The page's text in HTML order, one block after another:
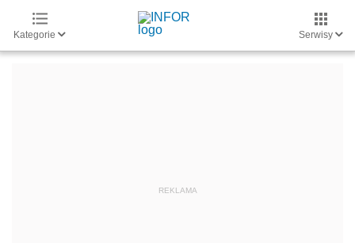
Kategorie Serwisy